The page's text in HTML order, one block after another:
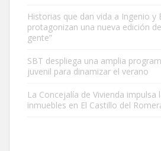
Este gato macho ha aparecido en la calle
es muy manso y extremadamente cari...
Leales.org » Gran Canaria
Historias que dan vida a Ingenio y
protagonizan una nueva edición
gente”
SBT despliega una amplia
juvenil para dinamizar el verano
La Concejalía de Vivienda impulsa
inmuebles en El Castillo del